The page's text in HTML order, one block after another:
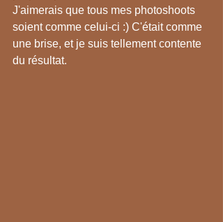
J'aimerais que tous mes photoshoots
soient comme celui-ci :) C'était comme
une brise, et je suis tellement contente
du résultat.